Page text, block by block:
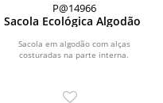
P@14966
Sacola Ecológica Algodão
Sacola em algodão com alças
costuradas na parte interna.